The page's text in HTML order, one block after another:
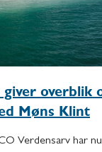
overblik
Møns Klint
Verdensarv har